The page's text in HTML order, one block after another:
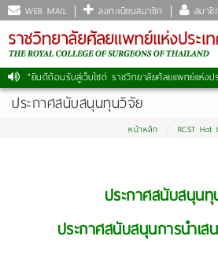
WEB MAIL ลงทะเบียนสมาชิก สมาชิ
"ยินดีต้อนรับสู่เว็บไซต์ ราชวิทยาลัยศัลยแพทย์แห่งปร
ประกาศสนับสนุนทุนวิจัย
หน้าหลัก RCST Hot
ประกาศสนับสนุน
ประกาศสนับสนุนการนำเ